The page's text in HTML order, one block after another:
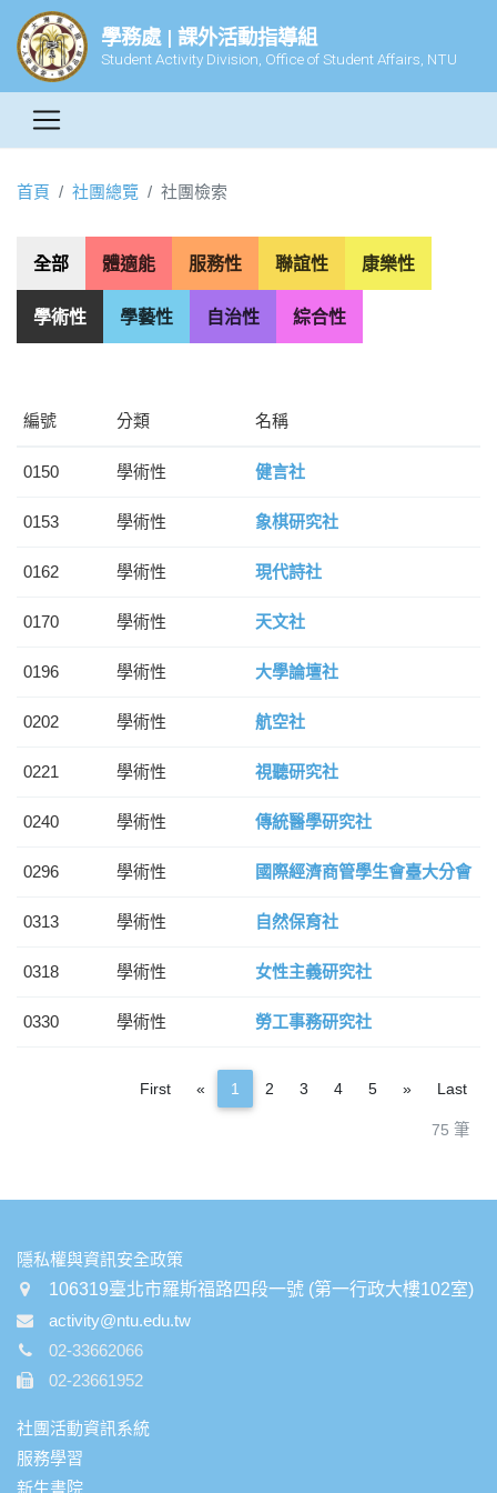
學務處 | 課外活動指導組
Student Activity Division, Office of Student Affairs, NTU
首頁 社團總覽 社團檢索
全部 體適能 服務性 聯誼性 康樂性
學術性 學藝性 自治性 綜合性
編號 分類 名稱
0150 學術性 健言社
0153 學術性 象棋研究社
0162 學術性 現代詩社
0170 學術性 天文社
0196 學術性 大學論壇社
0202 學術性 航空社
0221 學術性 視聽研究社
0240 學術性 傳統醫學研究社
0296 學術性 國際經濟商管學生會臺大分會
0313 學術性 自然保育社
0318 學術性 女性主義研究社
0330 學術性 勞工事務研究社
75 筆
First « Previous
1 2 3 4 5 »NextLast
:::
隱私權與資訊安全政策
106319臺北市羅斯福路四段一號 (第一行政大樓102室)
activity@ntu.edu.tw
02-33662066
02-23661952
社團活動資訊系統
服務學習
新生書院